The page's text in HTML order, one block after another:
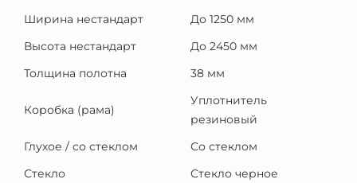
Ширина нестандарт
До 1250 мм
Высота нестандарт
До 2450 мм
Толщина полотна
38 мм
Коробка (рама)
Уплотнитель
резиновый
Глухое / со стеклом
Со стеклом
Стекло
Стекло черное